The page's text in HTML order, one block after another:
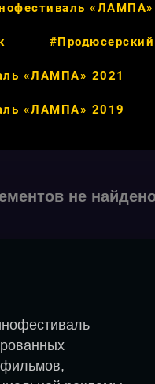
«ЛАМПА» 2021
«ЛАМПА» 2019
не
фильмов,